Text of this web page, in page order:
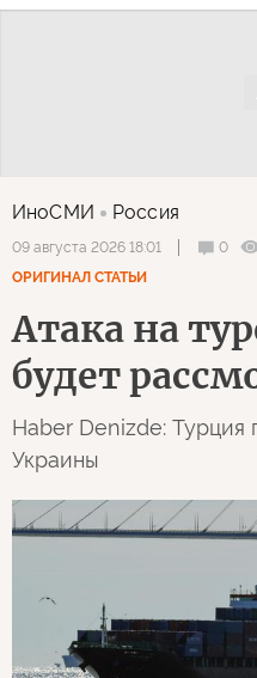
ИноСМИ Россия
09 августа 2026 18:01 0
ОРИГИНАЛ СТАТЬИ
Атака на
будет
Haber Denizde:
Украины